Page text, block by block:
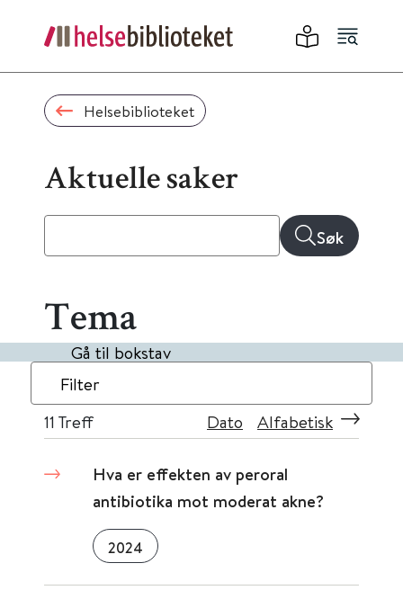
Helsebiblioteket
Aktuelle saker
Søk
Tema
Gå til bokstav
Filter
11 Treff Dato Alfabetisk
Hva er effekten av peroral
antibiotika mot moderat akne?
2024